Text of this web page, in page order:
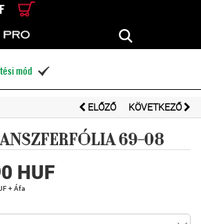
KERESÉS
mód 
ELŐZŐ KÖVETKEZŐ
69-08
HUF
+ Áfa